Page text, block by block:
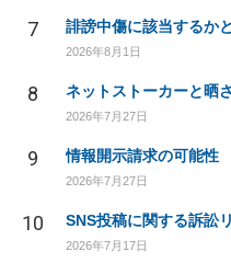
7 誹謗中傷に該当するか
2026年8月1日
8 ネットストーカーと晒
2026年7月27日
9 情報開示請求の可能性
2026年7月27日
10 SNS投稿に関する訴訟
2026年7月17日